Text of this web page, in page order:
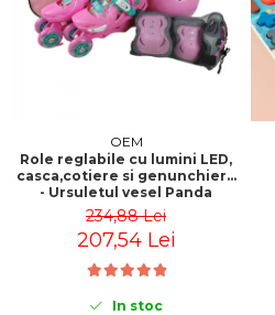
OEM
Role reglabile cu lumini LED,
casca,cotiere si genunchiere
- Ursuletul vesel Panda
234,88 Lei
207,54 Lei
In stoc